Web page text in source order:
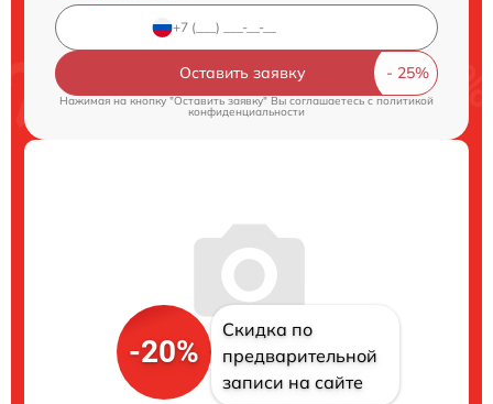
Оставить заявку
Нажимая на кнопку "Оставить заявку" Вы соглашаетесь cполитикой
конфиденциальности
-20%
Скидка по
предварительной
записи на сайте